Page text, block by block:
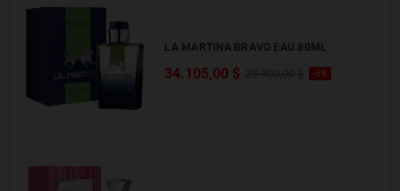
LA MARTINA BRAVO EAU 80ML
34.105,00 $ -5%